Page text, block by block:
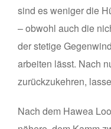
sind es weniger die
– obwohl auch die
der stetige
arbeiten lässt. Nach
zurückzukehren,
Nach dem Hawea